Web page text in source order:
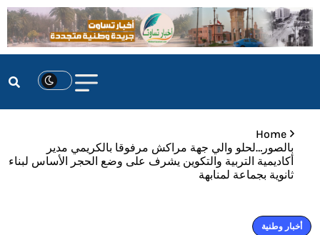
Home
بالصور…لحلو والي جهة مراكش مرفوقا بالكريمي مدير
أكاديمية التربية والتكوين يشرف على وضع الحجر الأساس لبناء
ثانوية بجماعة لمنابهة
أخبار وطنية